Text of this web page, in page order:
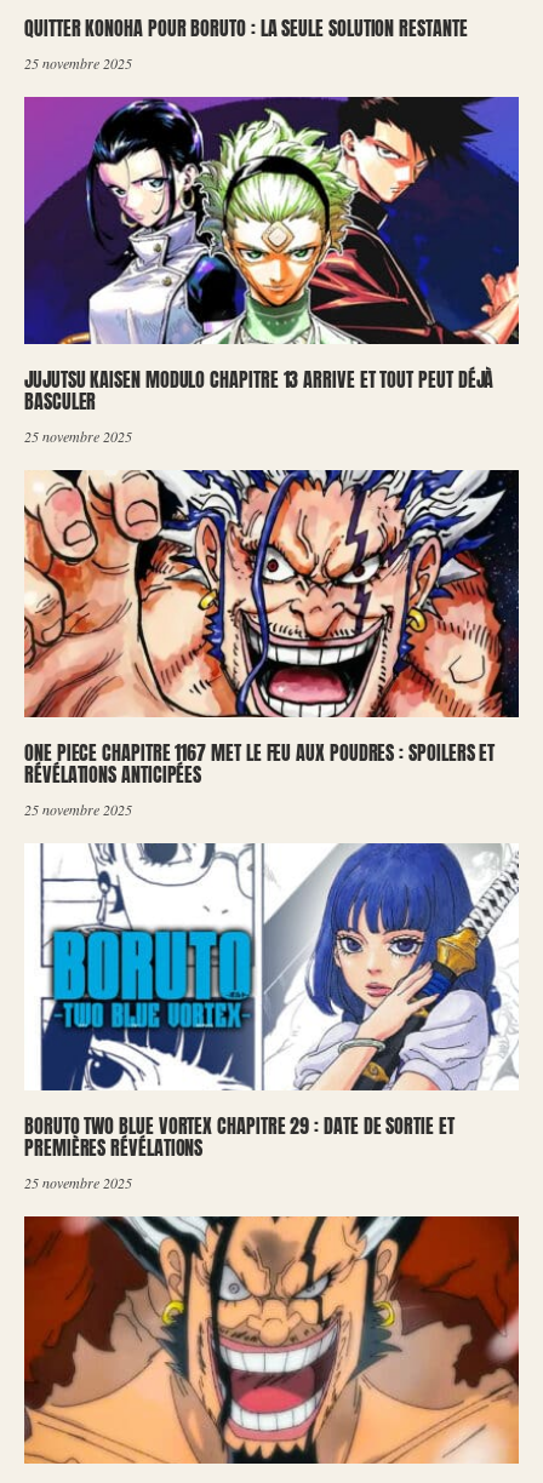
QUITTER KONOHA POUR BORUTO : LA SEULE SOLUTION RESTANTE
25 novembre 2025
JUJUTSU KAISEN MODULO CHAPITRE 13 ARRIVE ET TOUT PEUT DÉJÀ
BASCULER
25 novembre 2025
ONE PIECE CHAPITRE 1167 MET LE FEU AUX POUDRES : SPOILERS ET
RÉVÉLATIONS ANTICIPÉES
25 novembre 2025
BORUTO TWO BLUE VORTEX CHAPITRE 29 : DATE DE SORTIE ET
PREMIÈRES RÉVÉLATIONS
25 novembre 2025